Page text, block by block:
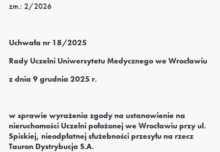
zm.: 2/2026
Uchwała nr 18/2025
Rady Uczelni Uniwersytetu Medycznego we Wrocławiu
z dnia 9 grudnia 2025 r.
w sprawie wyrażenia zgody na ustanowienie na
nieruchomości Uczelni położonej we Wrocławiu przy ul.
Spiskiej, nieodpłatnej służebności przesyłu na rzecz
Tauron Dystrybucja S.A.